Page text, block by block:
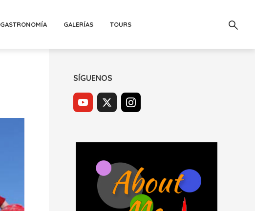
GASTRONOMÍA GALERÍAS TOURS
SÍGUENOS